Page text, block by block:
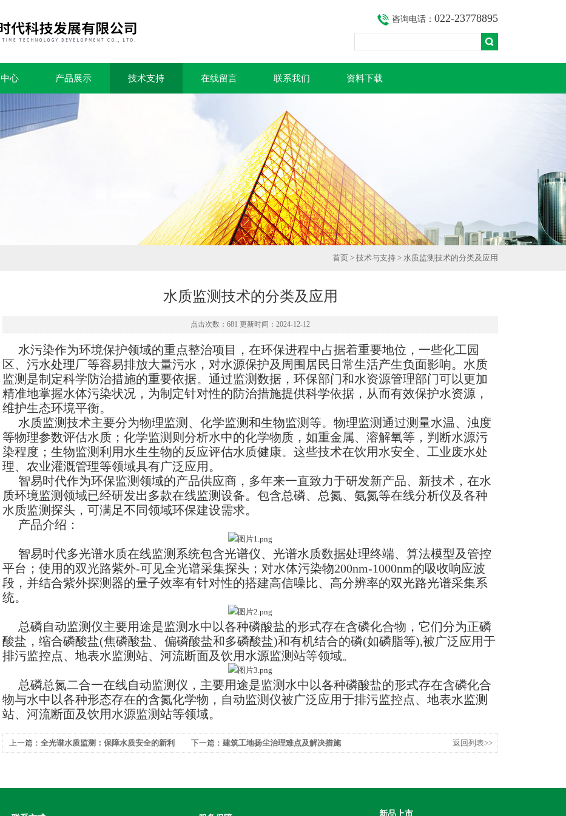
咨询电话： 022-23778895
心 产品展示 技术支持 在线留言 联系我们 资料下载
首页 > 技术与支持 > 水质监测技术的分类及应用
水质监测技术的分类及应用
点击次数：681 更新时间：2024-12-12
水污染作为环境保护领域的重点整治项目，在环保进程中占据着重要地位，一些化工园
区、污水处理厂等容易排放大量污水，对水源保护及周围居民日常生活产生负面影响。水质
监测是制定科学防治措施的重要依据‌。通过监测数据，环保部门和水资源管理部门可以更加
精准地掌握水体污染状况，为制定针对性的防治措施提供科学依据，从而有效保护水资源，
维护生态环境平衡。‌
水质监测技术主要分为‌物理监测、化学监测和生物监测等。物理监测通过测量水温、浊度
等物理参数评估水质；化学监测则分析水中的化学物质，如重金属、溶解氧等，判断水源污
染程度；生物监测利用水生生物的反应评估水质健康。这些技术在‌饮用水安全、工业废水处
理、农业灌溉管理‌等领域具有广泛应用。
智易时代作为环保监测领域的产品供应商，多年来一直致力于研发新产品、新技术，在水
质环境监测领域已经研发出多款在线监测设备。包含总磷、总氮、氨氮等在线分析仪及各种
水质监测探头，可满足不同领域环保建设需求。
产品介绍：
智易时代多光谱水质在线监测系统包含光谱仪、光谱水质数据处理终端、算法模型及管控
平台；使用的双光路紫外-可见全光谱采集探头；对水体污染物200nm-1000nm的吸收响应波
段，并结合紫外探测器的量子效率有针对性的搭建高信噪比、高分辨率的双光路光谱采集系
统。
总磷自动监测仪主要用途是监测水中以各种磷酸盐的形式存在含磷化合物，它们分为正磷
酸盐，缩合磷酸盐(焦磷酸盐、偏磷酸盐和多磷酸盐)和有机结合的磷(如磷脂等),被广泛应用于
排污监控点、地表水监测站、河流断面及饮用水源监测站等领域。
总磷总氮二合一在线自动监测仪，主要用途是监测水中以各种磷酸盐的形式存在含磷化合
物与水中以各种形态存在的含氮化学物，自动监测仪被广泛应用于排污监控点、地表水监测
站、河流断面及饮用水源监测站等领域。
上一篇： 全光谱水质监测：保障水质安全的新利
下一篇： 建筑工地扬尘治理难点及解决措施 返回列表>>
新品上市